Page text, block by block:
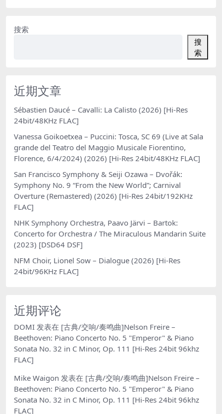
搜索
搜
索
近期文章
Sébastien Daucé – Cavalli: La Calisto (2026) [Hi-Res
24bit/48KHz FLAC]
Vanessa Goikoetxea – Puccini: Tosca, SC 69 (Live at Sala
grande del Teatro del Maggio Musicale Fiorentino,
Florence, 6/4/2024) (2026) [Hi-Res 24bit/48KHz FLAC]
San Francisco Symphony & Seiji Ozawa – Dvořák:
Symphony No. 9 “From the New World”; Carnival
Overture (Remastered) (2026) [Hi-Res 24bit/192KHz
FLAC]
NHK Symphony Orchestra, Paavo Järvi – Bartok:
Concerto for Orchestra / The Miraculous Mandarin Suite
(2023) [DSD64 DSF]
NFM Choir, Lionel Sow – Dialogue (2026) [Hi-Res
24bit/96KHz FLAC]
近期评论
DOMI 发表在 [古典/交响/奏鸣曲]Nelson Freire –
Beethoven: Piano Concerto No. 5 "Emperor" & Piano
Sonata No. 32 in C Minor, Op. 111 [Hi-Res 24bit 96khz
FLAC]
Mike Waigon 发表在 [古典/交响/奏鸣曲]Nelson Freire –
Beethoven: Piano Concerto No. 5 "Emperor" & Piano
Sonata No. 32 in C Minor, Op. 111 [Hi-Res 24bit 96khz
FLAC]